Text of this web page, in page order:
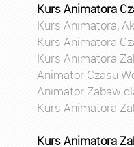
Kurs Animatora
Kurs Animatora,
Kurs Animatora
Kurs Animatora
Animator Czasu
Animator Zabaw
Kurs Animatora
Kurs Animatora